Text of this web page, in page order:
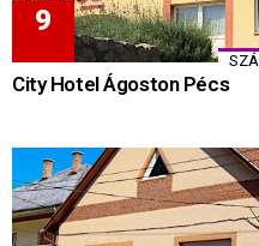
City Hotel Ágoston Pécs